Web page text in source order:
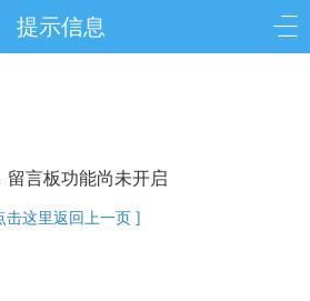
提示信息
留言板功能尚未开启
击这里返回上一页 ]